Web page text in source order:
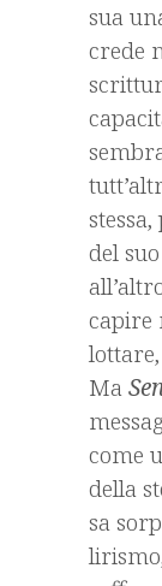
sua
crede
del
capire
Ma
come
della
sa